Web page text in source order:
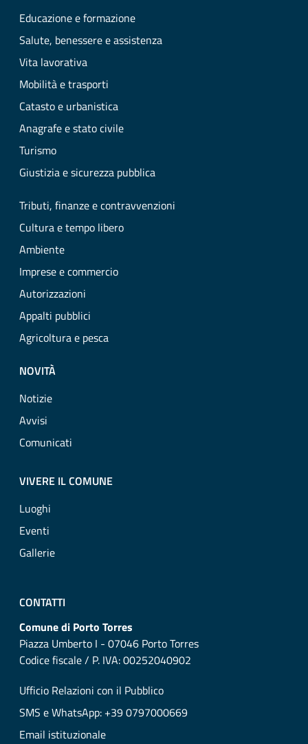
Educazione e formazione
Salute, benessere e assistenza
Vita lavorativa
Mobilità e trasporti
Catasto e urbanistica
Anagrafe e stato civile
Turismo
Giustizia e sicurezza pubblica
Tributi, finanze e contravvenzioni
Cultura e tempo libero
Ambiente
Imprese e commercio
Autorizzazioni
Appalti pubblici
Agricoltura e pesca
NOVITÀ
Notizie
Avvisi
Comunicati
VIVERE IL COMUNE
Luoghi
Eventi
Gallerie
CONTATTI
Comune di Porto Torres
Piazza Umberto I - 07046 Porto Torres
Codice fiscale / P. IVA: 00252040902
Ufficio Relazioni con il Pubblico
SMS e WhatsApp: +39 0797000669
Email istituzionale